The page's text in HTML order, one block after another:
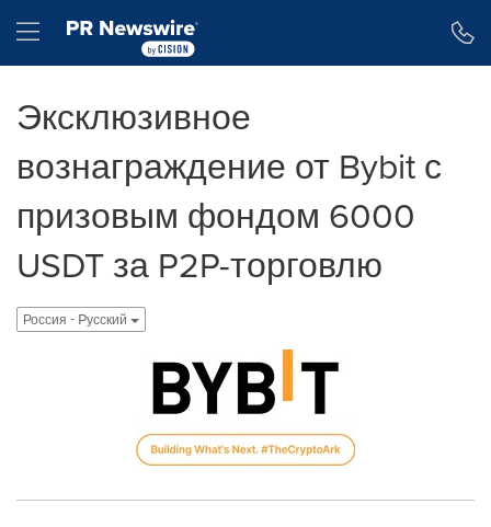
Hamburger menu
Эксклюзивное
вознаграждение от Bybit с
призовым фондом 6000
USDT за P2P-торговлю
Россия - Pусский